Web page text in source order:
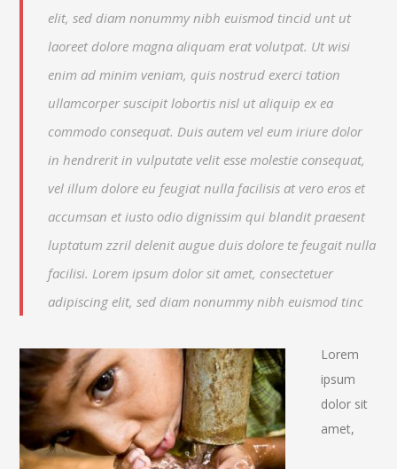
elit, sed diam nonummy nibh euismod tincid unt ut
laoreet dolore magna aliquam erat volutpat. Ut wisi
enim ad minim veniam, quis nostrud exerci tation
ullamcorper suscipit lobortis nisl ut aliquip ex ea
commodo consequat. Duis autem vel eum iriure dolor
in hendrerit in vulputate velit esse molestie consequat,
vel illum dolore eu feugiat nulla facilisis at vero eros et
accumsan et iusto odio dignissim qui blandit praesent
luptatum zzril delenit augue duis dolore te feugait nulla
facilisi. Lorem ipsum dolor sit amet, consectetuer
adipiscing elit, sed diam nonummy nibh euismod tinc
Lorem
ipsum
dolor sit
amet,